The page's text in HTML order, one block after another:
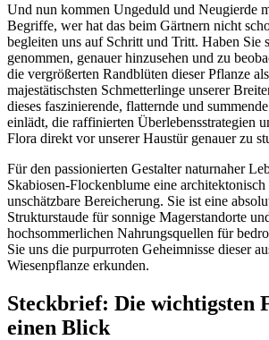
Und nun kommen Ungeduld und Neugierde
Begriffe, wer hat das beim Gärtnern nicht
begleiten uns auf Schritt und Tritt. Haben Sie
genommen, genauer hinzusehen und zu
die vergrößerten Randblüten dieser Pflanze
majestätischsten Schmetterlinge unserer
dieses faszinierende, flatternde und
einlädt, die raffinierten Überlebensstrategien
Flora direkt vor unserer Haustür genauer zu
Für den passionierten Gestalter naturnaher
Skabiosen-Flockenblume eine
unschätzbare Bereicherung. Sie ist eine
Strukturstaude für sonnige Magerstandorte
hochsommerlichen Nahrungsquellen für
Sie uns die purpurroten Geheimnisse dieser
Wiesenpflanze erkunden.
Steckbrief: Die wichtigsten
einen Blick